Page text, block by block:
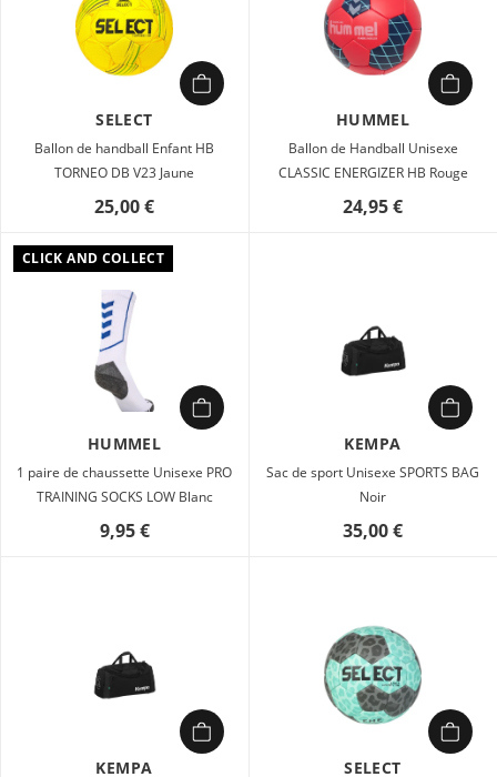
SELECT
Ballon de handball Enfant HB
TORNEO DB V23 Jaune
25,00 €
HUMMEL
Ballon de Handball Unisexe
CLASSIC ENERGIZER HB Rouge
24,95 €
CLICK AND COLLECT
HUMMEL
1 paire de chaussette Unisexe PRO
TRAINING SOCKS LOW Blanc
9,95 €
KEMPA
Sac de sport Unisexe SPORTS BAG
Noir
35,00 €
KEMPA SELECT